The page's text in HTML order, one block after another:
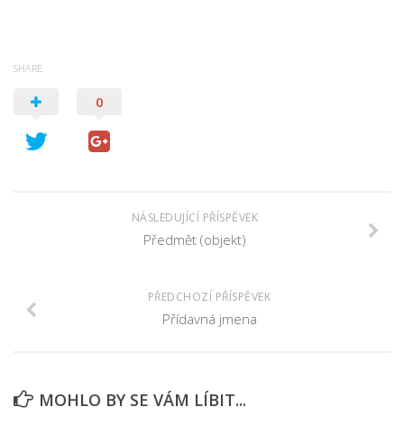
SHARE
0
NÁSLEDUJÍCÍ PŘÍSPĚVEK
Předmět (objekt)
PŘEDCHOZÍ PŘÍSPĚVEK
Přídavná jmena
MOHLO BY SE VÁM LÍBIT...